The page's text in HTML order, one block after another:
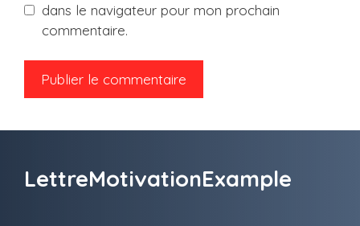
dans le navigateur pour mon prochain
commentaire.
LettreMotivationExample